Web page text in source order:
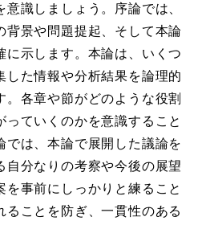
識しましょう。序論では、
背景や問題提起、そして本論
に示します。本論は、いくつ
した情報や分析結果を論理的
。各章や節がどのような役割
っていくのかを意識すること
では、本論で展開した議論を
自分なりの考察や今後の展望
を事前にしっかりと練ること
ることを防ぎ、一貫性のある